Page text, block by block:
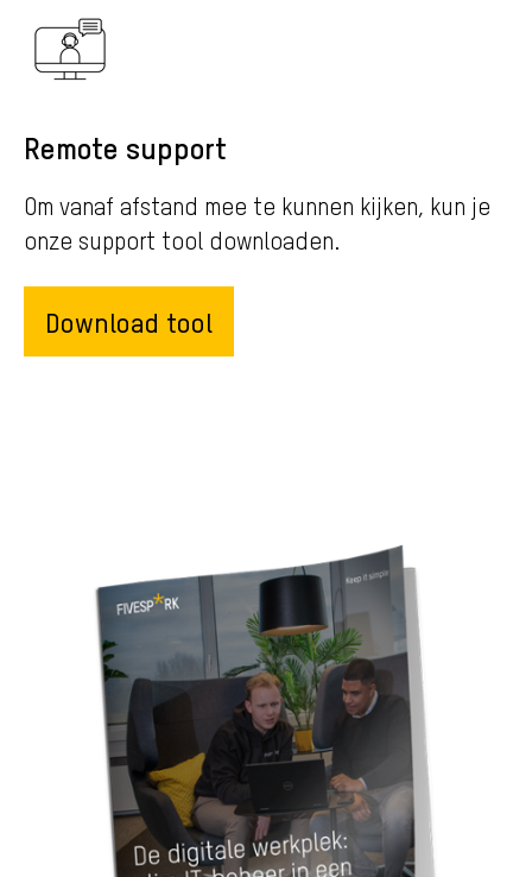
Remote support
Om vanaf afstand mee te kunnen kijken, kun je
onze support tool downloaden.
Download tool